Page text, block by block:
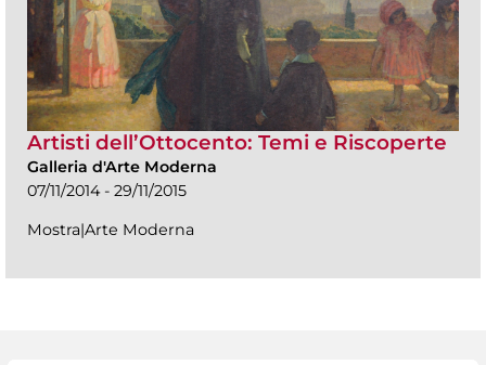
Artisti dell’Ottocento: Temi e Riscoperte
Galleria d'Arte Moderna
07/11/2014 - 29/11/2015
Mostra|Arte Moderna